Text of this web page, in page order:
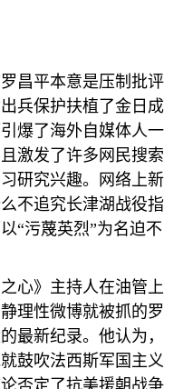
昌平本意是压制批评
兵保护扶植了金日成
爆了海外自媒体人一
激发了许多网民搜索
研究兴趣。网络上新
不追究长津湖战役指
“污蔑英烈”为名迫不
心》主持人在油管上
理性微博就被抓的罗
最新纪录。他认为，
鼓吹法西斯军国主义
否定了抗美援朝战争